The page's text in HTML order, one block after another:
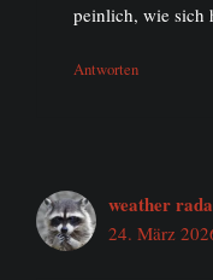
peinlich, wie sich
Antworten
weather
24. März